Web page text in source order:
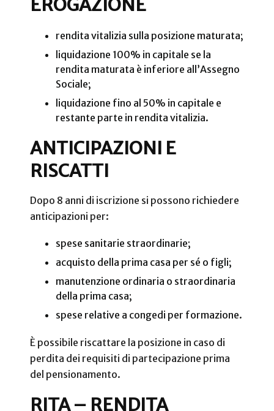
EROGAZIONE
rendita vitalizia sulla posizione maturata;
liquidazione 100% in capitale se la
rendita maturata è inferiore all’Assegno
Sociale;
liquidazione fino al 50% in capitale e
restante parte in rendita vitalizia.
ANTICIPAZIONI E
RISCATTI
Dopo 8 anni di iscrizione si possono richiedere
anticipazioni per:
spese sanitarie straordinarie;
acquisto della prima casa per sé o figli;
manutenzione ordinaria o straordinaria
della prima casa;
spese relative a congedi per formazione.
È possibile riscattare la posizione in caso di
perdita dei requisiti di partecipazione prima
del pensionamento.
RITA – RENDITA